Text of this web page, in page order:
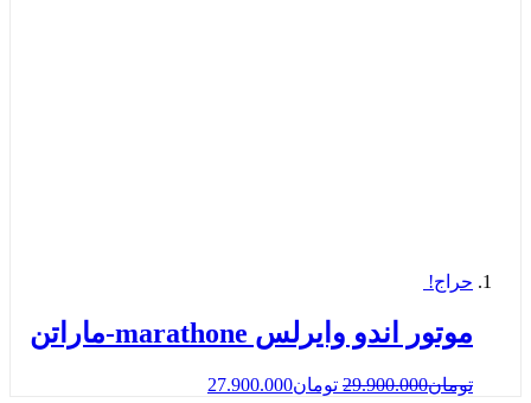
حراج!
موتور اندو وایرلس marathone-ماراتن
تومان29.900.000 تومان27.900.000